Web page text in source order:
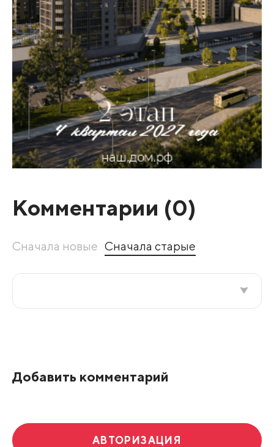
Комментарии (0)
Сначала новые Сначала старые
Добавить комментарий
АВТОРИЗАЦИЯ